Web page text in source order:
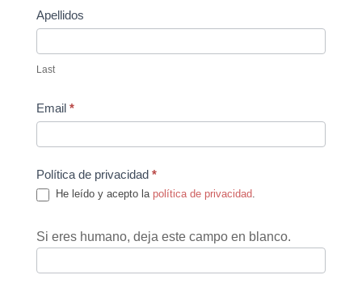
Apellidos
Last
Email *
Política de privacidad *
He leído y acepto la política de privacidad
Si eres humano, deja este campo en blanco.